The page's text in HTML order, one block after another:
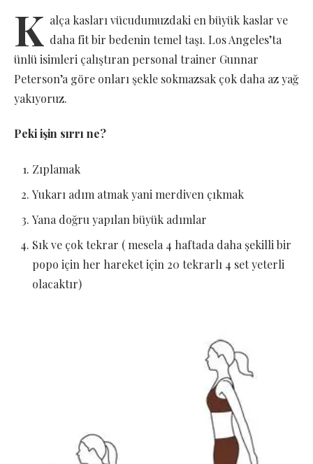
K alça kasları vücudumuzdaki en büyük kaslar ve
daha fit bir bedenin temel taşı. Los Angeles’ta
ünlü isimleri çalıştıran personal trainer Gunnar
Peterson’a göre onları şekle sokmazsak çok daha az yağ
yakıyoruz.
Peki işin sırrı ne?
Zıplamak
Yukarı adım atmak yani merdiven çıkmak
Yana doğru yapılan büyük adımlar
Sık ve çok tekrar ( mesela 4 haftada daha şekilli bir
popo için her hareket için 20 tekrarlı 4 set yeterli
olacaktır)